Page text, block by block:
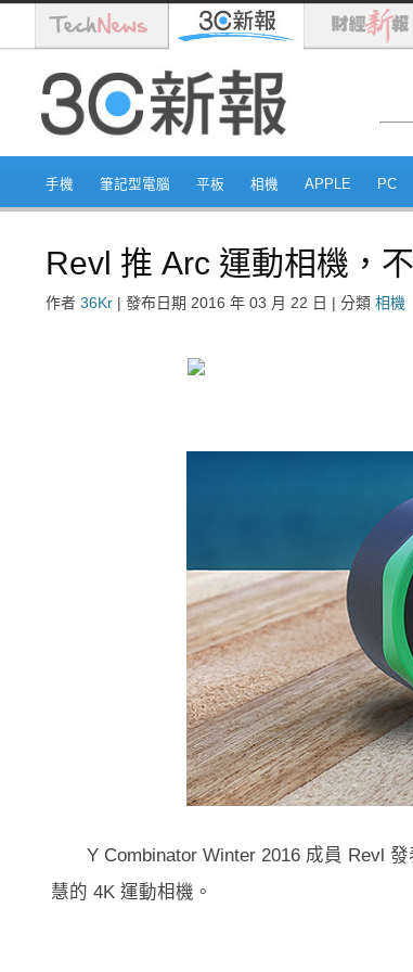
手機 筆記型電腦 平板 相機 APPLE PC
Revl 推 Arc 運動相機，
作者 36Kr | 發布日期 2016 年 03 月 22 日 | 分類 相機
Y Combinator Winter 2016 成員 Revl
慧的 4K 運動相機。